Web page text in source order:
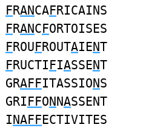
FRANCAFRICAINS
FRANCFORTOISES
FROUFROUTAIENT
FRUCTIFIASSENT
GRAFFITASSIONS
GRIFFONNASSENT
INAFFECTIVITES